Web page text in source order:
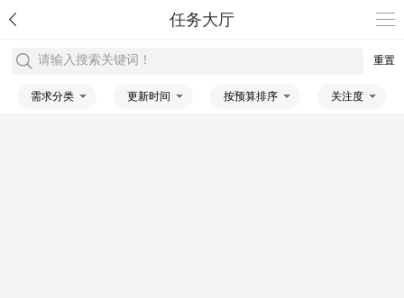
任务大厅
请输入搜索关键词！ 重置
需求分类 更新时间 按预算排序 关注度